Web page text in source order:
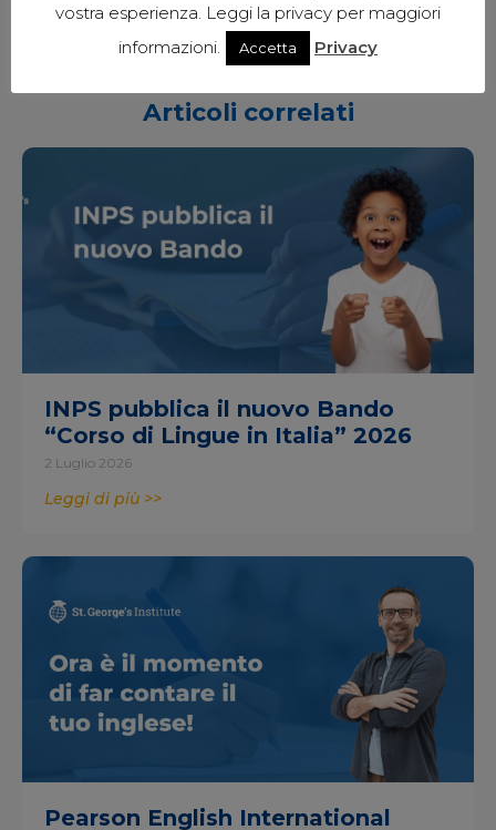
Articoli correlati
INPS pubblica il nuovo Bando
“Corso di Lingue in Italia” 2026
2 Luglio 2026
Leggi di più >>
Pearson English International
vostra esperienza. Leggi la privacy per maggiori
informazioni.
Accetta Privacy